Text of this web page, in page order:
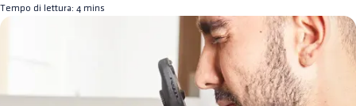
Tempo di lettura: 4 mins